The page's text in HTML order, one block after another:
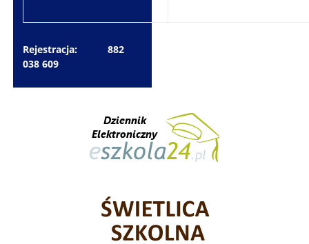
Rejestracja: 882
038 609